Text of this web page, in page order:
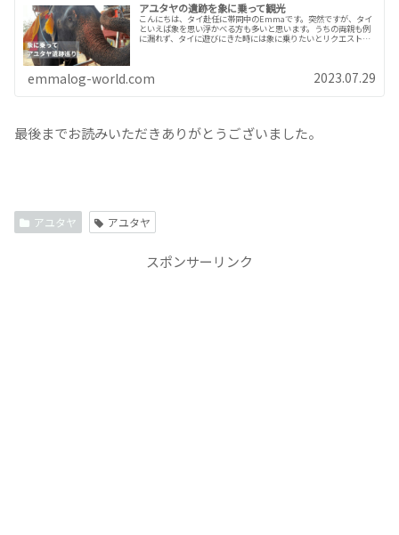
アユタヤの遺跡を象に乗って観光
こんにちは、タイ赴任に帯同中のEmmaです。突然ですが、タイ
といえば象を思い浮かべる方も多いと思います。うちの両親も例
に漏れず、タイに遊びにきた時には象に乗りたいとリクエストが
emmalog-world.com 2023.07.29
最後までお読みいただきありがとうございました。
アユタヤ アユタヤ
スポンサーリンク